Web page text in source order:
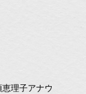
理子アナウ